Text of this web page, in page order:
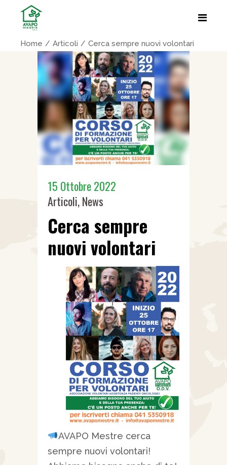
Home Articoli Cerca sempre nuovi volontari
15 Ottobre 2022
Articoli,News
Cerca sempre
nuovi volontari
AVAPO Mestre cerca
sempre nuovi volontari!